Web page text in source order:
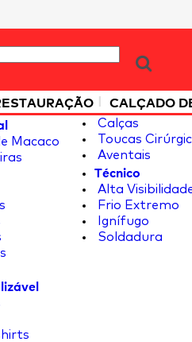
| CALÇADO
Macaco
Calças
Toucas
Aventais
Técnico
Alta
Frio Extremo
Ignífugo
Soldadura